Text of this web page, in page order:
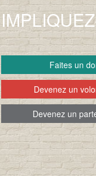
Faites un
Devenez un
Devenez un